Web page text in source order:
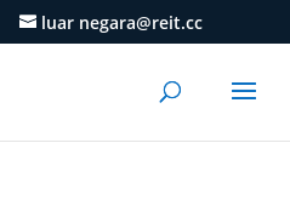
luar negara@reit.cc